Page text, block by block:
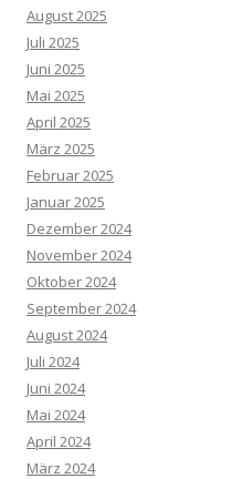
August 2025
Juli 2025
Juni 2025
Mai 2025
April 2025
März 2025
Februar 2025
Januar 2025
Dezember 2024
November 2024
Oktober 2024
September 2024
August 2024
Juli 2024
Juni 2024
Mai 2024
April 2024
März 2024